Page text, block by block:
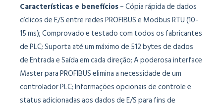
Características e benefícios– Cópia rápida de dados
cíclicos de E/S entre redes PROFIBUS e Modbus RTU (10-
15 ms); Comprovado e testado com todos os fabricantes
de PLC; Suporta até um máximo de 512 bytes de dados
de Entrada e Saída em cada direção; A poderosa interface
Master para PROFIBUS elimina a necessidade de um
controlador PLC; Informações opcionais de controle e
status adicionadas aos dados de E/S para fins de